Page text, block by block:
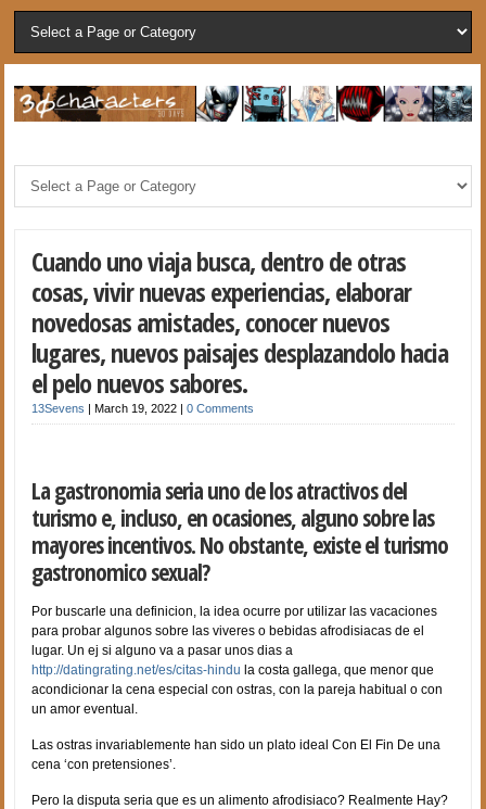
Cuando uno viaja busca, dentro de otras
cosas, vivir nuevas experiencias, elaborar
novedosas amistades, conocer nuevos
lugares, nuevos paisajes desplazandolo hacia
el pelo nuevos sabores.
13Sevens |March 19, 2022 |0 Comments
La gastronomia seri­a uno de los atractivos del
turismo e, incluso, en ocasiones, alguno sobre las
mayores incentivos. No obstante, existe el turismo
gastronomico sexual?
Por buscarle una definicion, la idea ocurre por utilizar las vacaciones
para probar algunos sobre las vi­veres o bebidas afrodisiacas de el
lugar. Un ej si alguno va a pasar unos dias a
http://datingrating.net/es/citas-hindu la costa gallega, que menor que
acondicionar la cena especial con ostras, con la pareja habitual o con
un amor eventual.
Las ostras invariablemente han sido un plato ideal Con El Fin De una
cena ‘con pretensiones’.
Pero la disputa seri­a que es un alimento afrodisiaco? Realmente Hay?